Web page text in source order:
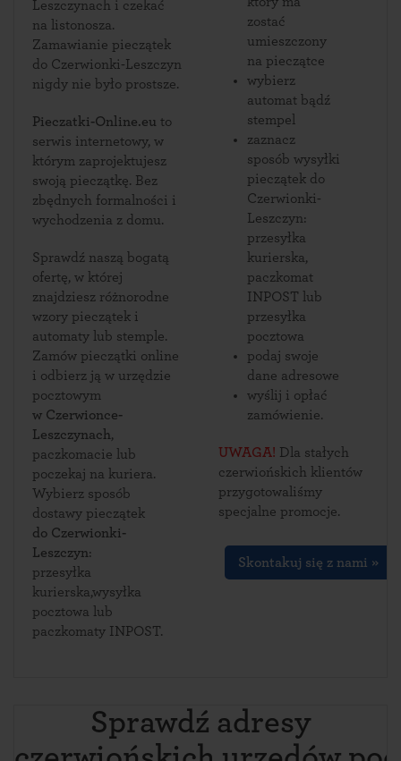
Leszczynach i czekać
na listonosza.
Zamawianie pieczątek
do Czerwionki-Leszczyn
nigdy nie było prostsze.
Pieczatki-Online.eu
serwis internetowy, w
którym zaprojektujesz
swoją pieczątkę. Bez
zbędnych formalności i
wychodzenia z domu.
Sprawdź naszą bogatą
ofertę, w której
znajdziesz różnorodne
wzory pieczątek i
automaty lub stemple.
Zamów pieczątki online
i odbierz ją w urzędzie
pocztowym
w Czerwionce-
Leszczynach,
paczkomacie lub
poczekaj na kuriera.
Wybierz sposób
dostawy pieczątek
do Czerwionki-
Leszczyn:
przesyłka
kurierska,wysyłka
pocztowa lub
paczkomaty INPOST.
zostać
umieszczony
na pieczątce
wybierz
automat bądź
stempel
zaznacz
sposób wysyłki
pieczątek do
Czerwionki-
Leszczyn:
przesyłka
kurierska,
paczkomat
INPOST lub
przesyłka
pocztowa
podaj swoje
dane adresowe
wyślij i opłać
zamówienie.
UWAGA! Dla stałych
czerwiońskich klientów
przygotowaliśmy
specjalne promocje.
Skontakuj się z nami »
Sprawdź adresy